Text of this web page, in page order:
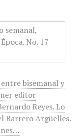
bisemanal y
editor
Reyes. Lo
Barrero Argüelles.